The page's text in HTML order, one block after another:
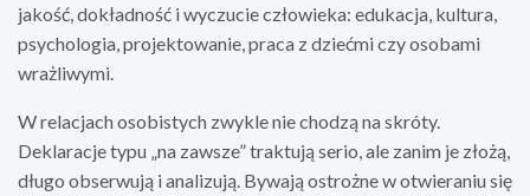
jakość, dokładność i wyczucie człowieka: edukacja, kultura,
psychologia, projektowanie, praca z dziećmi czy osobami
wrażliwymi.
W relacjach osobistych zwykle nie chodzą na skróty.
Deklaracje typu „na zawsze” traktują serio, ale zanim je złożą,
długo obserwują i analizują. Bywają ostrożne w otwieraniu się